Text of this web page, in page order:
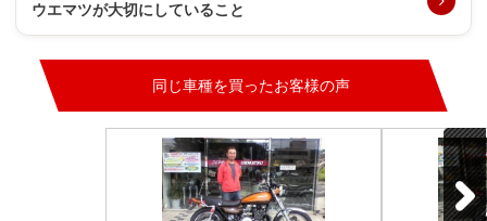
ウエマツが大切にしていること
同じ車種を買ったお客様の声